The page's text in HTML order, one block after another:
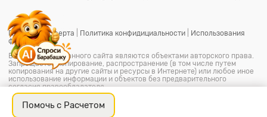
Помочь с Расчетом
Публичная оферта Политика конфидициальности
Использования
файлов cookie
Все материалы данного сайта являются объектами авторского права.
Запрещается копирование, распространение (в том числе путем
копирования на другие сайты и ресурсы в Интернете) или любое иное
использование информации и объектов без предварительного
согласия правообладателя.
© ООО "Барабашка-Строй"2026.
офицальным зарегистрированым товарным знаком (знак
обслуживания) № 851849